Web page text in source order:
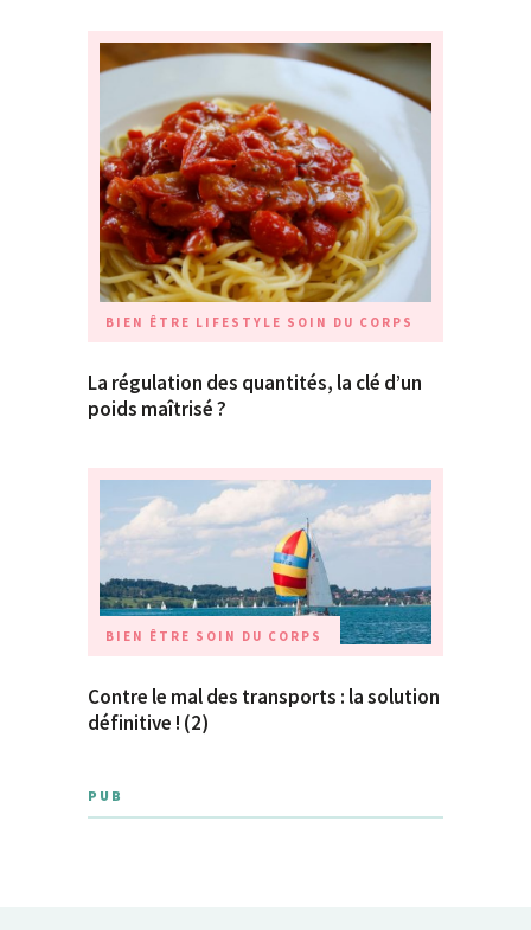
BIEN ÊTRE LIFESTYLE SOIN DU CORPS
La régulation des quantités, la clé d’un
poids maîtrisé ?
BIEN ÊTRE SOIN DU CORPS
Contre le mal des transports : la solution
définitive ! (2)
PUB